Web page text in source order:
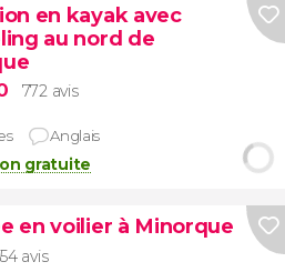
en kayak avec
au nord de
772 avis
Anglais
gratuite
en voilier à Minorque
avis